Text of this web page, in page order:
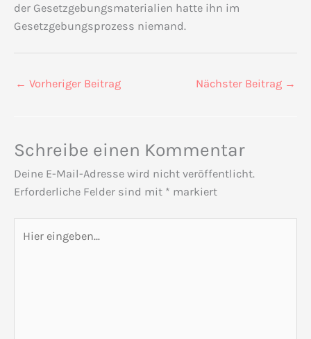
der Gesetzgebungsmaterialien hatte ihn im
Gesetzgebungsprozess niemand.
← Vorheriger Beitrag Nächster Beitrag →
Schreibe einen Kommentar
Deine E-Mail-Adresse wird nicht veröffentlicht.
Erforderliche Felder sind mit * markiert
eingeben…